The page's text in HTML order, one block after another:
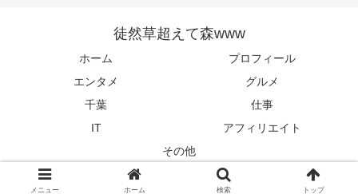
徒然草超えて森www
ホーム
プロフィール
エンタメ
グルメ
千葉
仕事
IT
アフィリエイト
その他
© 2022 徒然草超えて森www.
メニュー ホーム 検索 トップ